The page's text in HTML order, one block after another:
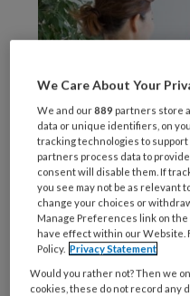
ADOBESTOCK/BURITORA
Een
We Care About Your
We and our889 partners store
data or unique identifiers, on
tracking technologies to
partners process data to
consent will disable them. If
you see may not be as relevant
change your choices or
Manage Preferences link on the
have effect within our Website.
Policy. Privacy Statement
Would you rather not? Then we
cookies, these do not record any